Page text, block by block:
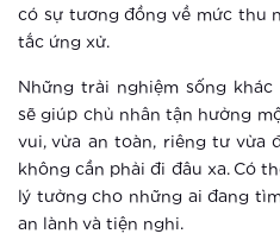
có sự tương đồng về mức thu
tắc ứng xử.
Những trải nghiệm sống
sẽ giúp chủ nhân tận hưởng
vui, vừa an toàn, riêng tư vừa
không cần phải đi đâu xa. Có
lý tưởng cho những ai đang
an lành và tiện nghi.
đại 4.0 tại
Vingroup
Xem thêm
Điểm danh
đầu Châu Á